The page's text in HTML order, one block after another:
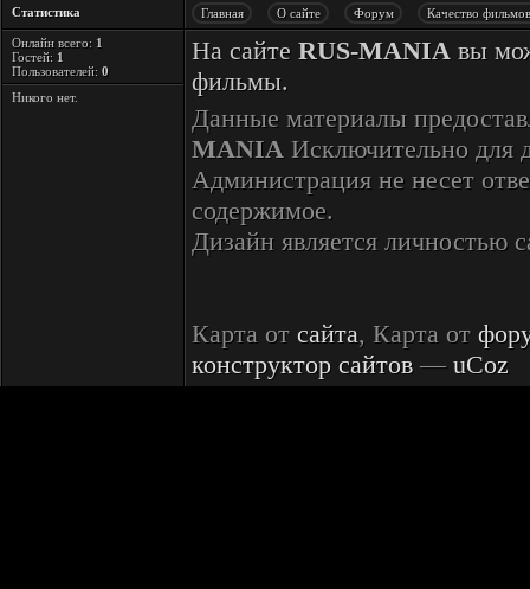
Статистика Главная О сайте Форум Качество фильмов
Онлайн всего: 1
Гостей: 1
Пользователей: 0
Никого нет.
На сайте RUS-MANIA вы
фильмы.
Данные материалы
MANIA Исключительно для
Администрация не несет
содержимое.
Дизайн является личностью
Карта от сайта, Карта от
конструктор сайтов — uCoz